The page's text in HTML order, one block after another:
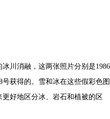
川消融，这两张照片分别是1986
获得的。雪和冰在这些假彩色图
好地区分冰、岩石和植被的区